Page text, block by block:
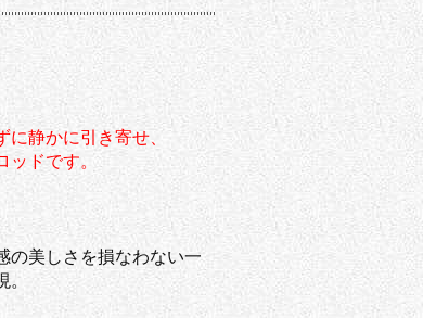
静かに引き寄せ、
ッドです。
の美しさを損なわない一